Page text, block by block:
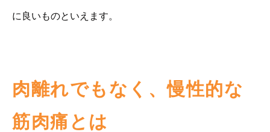
に良いものといえます。
肉離れでもなく、慢性的な
筋肉痛とは